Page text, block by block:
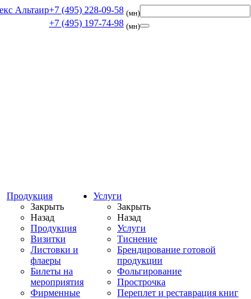
+7 (495) 228-09-58 (мн)
+7 (495) 197-74-98 (мн)
Продукция
Закрыть
Назад
Продукция
Визитки
Листовки и
флаеры
Билеты на
мероприятия
Фирменные
Услуги
Закрыть
Назад
Услуги
Тиснение
Брендирование готовой
продукции
Фольгирование
Прострочка
Переплет и реставрация книг